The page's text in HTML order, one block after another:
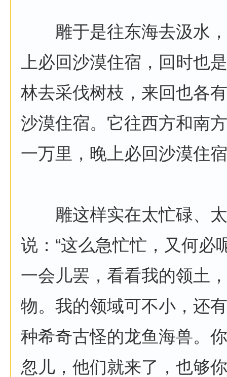
雕于是往东海去汲水，
上必回沙漠住宿，回时也
林去采伐树枝，来回也各
沙漠住宿。它往西方和南
一万里，晚上必回沙漠住
雕这样实在太忙碌、太
说：“这么急忙忙，又何必
一会儿罢，看看我的领土
物。我的领域可不小，还
种希奇古怪的龙鱼海兽。
忽儿，他们就来了，也够